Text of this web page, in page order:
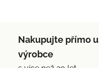
Nakupujte přímo u
výrobce